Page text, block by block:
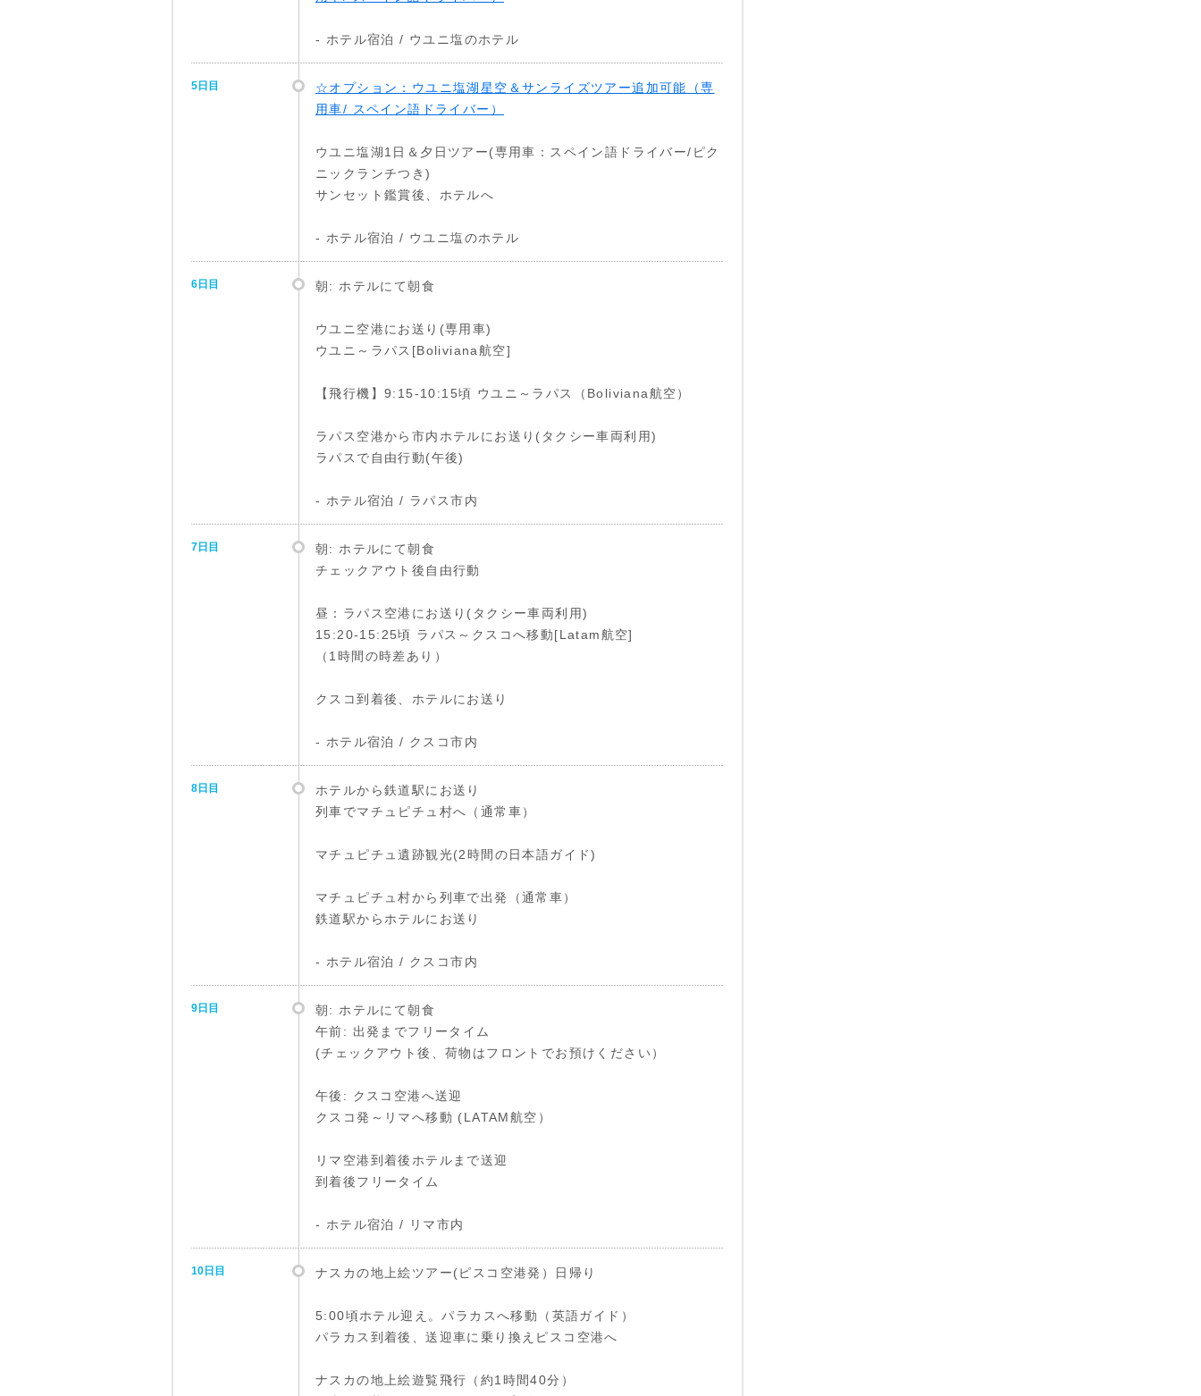
- ホテル宿泊 / ウユニ塩のホテル
5日目
☆オプション：ウユニ塩湖星空＆サンライズツアー追加可能（専
用車/ スペイン語ドライバー）
ウユニ塩湖1日＆夕日ツアー(専用車：スペイン語ドライバー/ピク
ニックランチつき)
サンセット鑑賞後、ホテルへ
- ホテル宿泊 / ウユニ塩のホテル
6日目 朝: ホテルにて朝食
ウユニ空港にお送り(専用車)
ウユニ～ラパス[Boliviana航空]
【飛行機】9:15-10:15頃 ウユニ～ラパス（Boliviana航空）
ラパス空港から市内ホテルにお送り(タクシー車両利用)
ラパスで自由行動(午後)
- ホテル宿泊 / ラパス市内
7日目
朝: ホテルにて朝食
チェックアウト後自由行動
昼：ラパス空港にお送り(タクシー車両利用)
15:20-15:25頃 ラパス～クスコへ移動[Latam航空]
（1時間の時差あり）
クスコ到着後、ホテルにお送り
- ホテル宿泊 / クスコ市内
8日目
ホテルから鉄道駅にお送り
列車でマチュピチュ村へ（通常車）
マチュピチュ遺跡観光(2時間の日本語ガイド)
マチュピチュ村から列車で出発（通常車）
鉄道駅からホテルにお送り
- ホテル宿泊 / クスコ市内
9日目
朝: ホテルにて朝食
午前: 出発までフリータイム
(チェックアウト後、荷物はフロントでお預けください）
午後: クスコ空港へ送迎
クスコ発～リマへ移動 (LATAM航空）
リマ空港到着後ホテルまで送迎
到着後フリータイム
- ホテル宿泊 / リマ市内
10日目 ナスカの地上絵ツアー(ピスコ空港発）日帰り
5:00頃ホテル迎え。パラカスへ移動（英語ガイド）
パラカス到着後、送迎車に乗り換えピスコ空港へ
ナスカの地上絵遊覧飛行（約1時間40分）